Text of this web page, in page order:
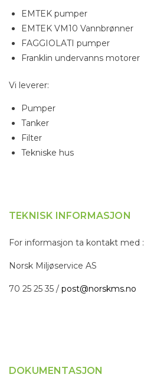
EMTEK pumper
EMTEK VM10 Vannbrønner
FAGGIOLATI pumper
Franklin undervanns motorer
Vi leverer:
Pumper
Tanker
Filter
Tekniske hus
TEKNISK INFORMASJON
For informasjon ta kontakt med :
Norsk Miljøservice AS
70 25 25 35 / post@norskms.no
DOKUMENTASJON